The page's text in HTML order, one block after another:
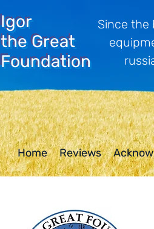
Igor
the Great
Foundation
Since the
Home Reviews